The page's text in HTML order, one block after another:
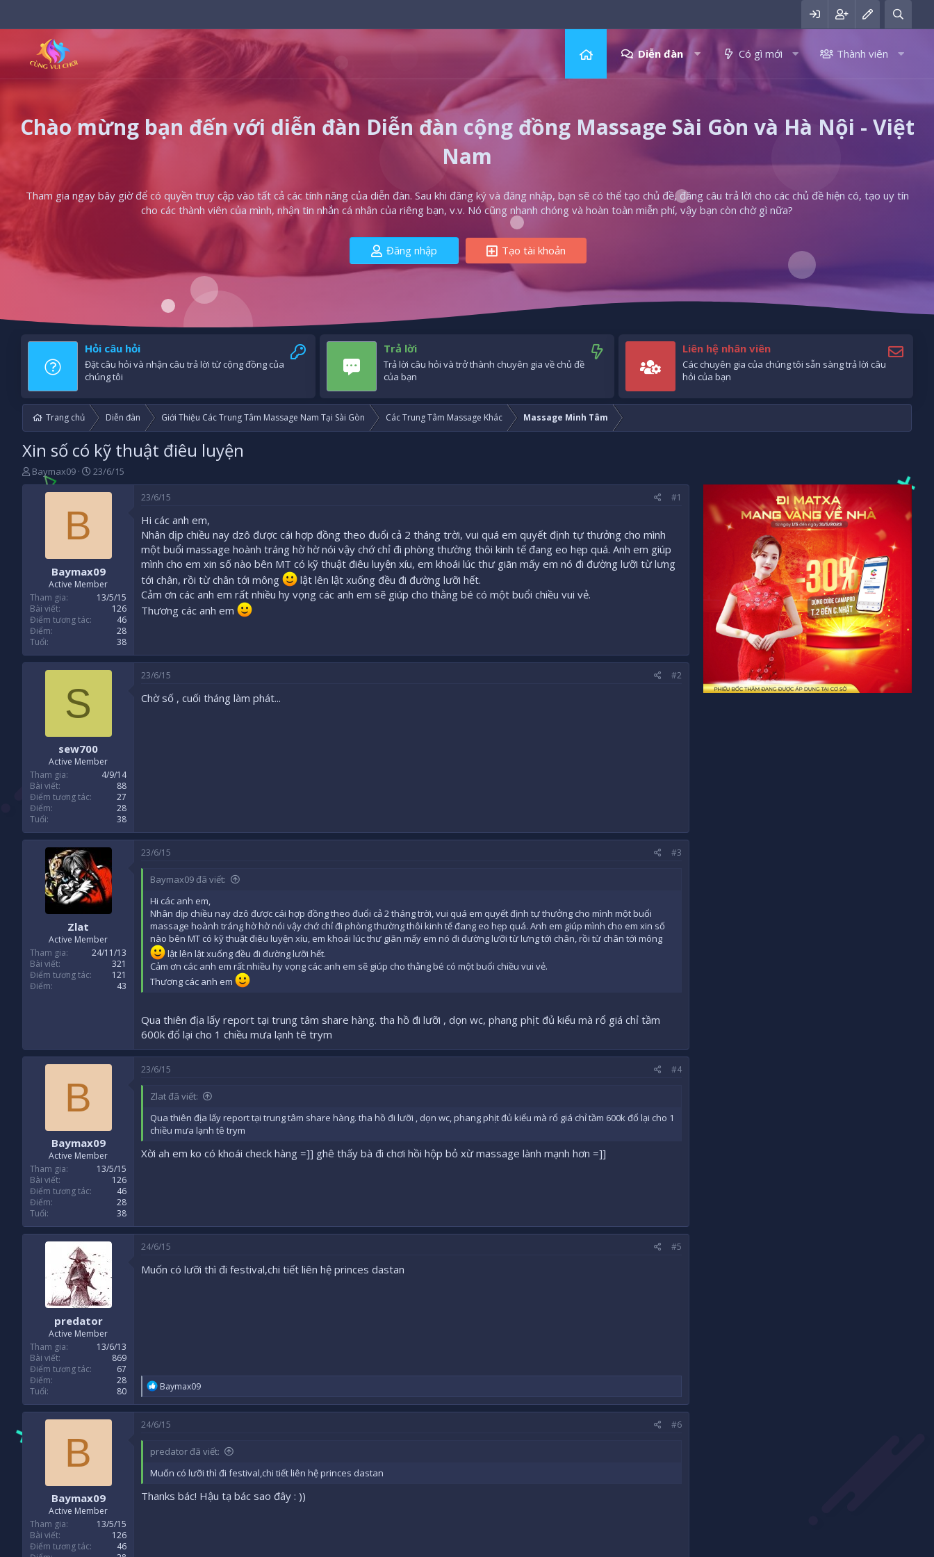
Diễn đàn Có gì mới Thành viên
Chào mừng bạn đến với diễn đàn Diễn đàn cộng đồng Massage Sài Gòn và Hà Nội - Việt
Nam
Tham gia ngay bây giờ để có quyền truy cập vào tất cả các tính năng của diễn đàn. Sau khi đăng ký và đăng nhập, bạn sẽ có thể tạo chủ đề, đăng câu trả lời cho các chủ đề hiện có, tạo uy tín
cho các thành viên của mình, nhận tin nhắn cá nhân của riêng bạn, v.v. Nó cũng nhanh chóng và hoàn toàn miễn phí, vậy bạn còn chờ gì nữa?
Đăng nhập Tạo tài khoản
Hỏi câu hỏi
Đặt câu hỏi và nhận câu trả lời từ cộng đồng của
chúng tôi
Trả lời
Trả lời câu hỏi và trở thành chuyên gia về chủ đề
của bạn
Liên hệ nhân viên
Các chuyên gia của chúng tôi sẵn sàng trả lời câu
hỏi của bạn
Trang chủ Diễn đàn Giới Thiệu Các Trung Tâm Massage Nam Tại Sài Gòn Các Trung Tâm Massage Khác Massage Minh Tâm
Xin số có kỹ thuật điêu luyện
B
ắ
Baymax09
N
g
à
đ
ầ
u
23/6/15
B
Baymax09
Active Member
Tham gia
13/5/15
Bài viết
126
Điểm tương tác
46
Điểm
28
Tuổi
38
23/6/15 #1
Hi các anh em,
Nhân dịp chiều nay dzô được cái hợp đồng theo đuổi cả 2 tháng trời, vui quá em quyết định tự thưởng cho mình
một buổi massage hoành tráng hờ hờ nói vậy chớ chỉ đi phòng thường thôi kinh tế đang eo hẹp quá. Anh em giúp
mình cho em xin số nào bên MT có kỹ thuật điêu luyện xíu, em khoái lúc thư giãn mấy em nó đi đường lưỡi từ lưng
tới chân, rồi từ chân tới mông
lật lên lật xuống đều đi đường lưỡi hết.
Cảm ơn các anh em rất nhiều hy vọng các anh em sẽ giúp cho thằng bé có một buổi chiều vui vẻ.
Thương các anh em
S
sew700
Active Member
Tham gia
4/9/14
Bài viết
88
Điểm tương tác
27
Điểm
28
Tuổi
38
23/6/15 #2
Chờ số , cuối tháng làm phát...
Zlat
Active Member
Tham gia
24/11/13
Bài viết
321
Điểm tương tác
121
Điểm
43
23/6/15 #3
Baymax09 đã viết:
Hi các anh em,
Nhân dịp chiều nay dzô được cái hợp đồng theo đuổi cả 2 tháng trời, vui quá em quyết định tự thưởng cho mình một buổi
massage hoành tráng hờ hờ nói vậy chớ chỉ đi phòng thường thôi kinh tế đang eo hẹp quá. Anh em giúp mình cho em xin số
nào bên MT có kỹ thuật điêu luyện xíu, em khoái lúc thư giãn mấy em nó đi đường lưỡi từ lưng tới chân, rồi từ chân tới mông
lật lên lật xuống đều đi đường lưỡi hết.
Cảm ơn các anh em rất nhiều hy vọng các anh em sẽ giúp cho thằng bé có một buổi chiều vui vẻ.
Thương các anh em
Qua thiên địa lấy report tại trung tâm share hàng. tha hồ đi lưỡi , dọn wc, phang phịt đủ kiểu mà rổ giá chỉ tầm
600k đổ lại cho 1 chiều mưa lạnh tê trym
B
Baymax09
Active Member
Tham gia
13/5/15
Bài viết
126
Điểm tương tác
46
Điểm
28
Tuổi
38
23/6/15 #4
Zlat đã viết:
Qua thiên địa lấy report tại trung tâm share hàng. tha hồ đi lưỡi , dọn wc, phang phịt đủ kiểu mà rổ giá chỉ tầm 600k đổ lại cho 1
chiều mưa lạnh tê trym
Xời ah em ko có khoái check hàng =]] ghê thấy bà đi chơi hồi hộp bỏ xừ massage lành mạnh hơn =]]
predator
Active Member
Tham gia
13/6/13
Bài viết
869
Điểm tương tác
67
Điểm
28
Tuổi
80
24/6/15 #5
Muốn có lưỡi thì đi festival,chi tiết liên hệ princes dastan
R
e
a
t
o
s
Baymax09
B
Baymax09
Active Member
Tham gia
13/5/15
Bài viết
126
Điểm tương tác
46
24/6/15 #6
predator đã viết:
Muốn có lưỡi thì đi festival,chi tiết liên hệ princes dastan
Thanks bác! Hậu tạ bác sao đây : ))